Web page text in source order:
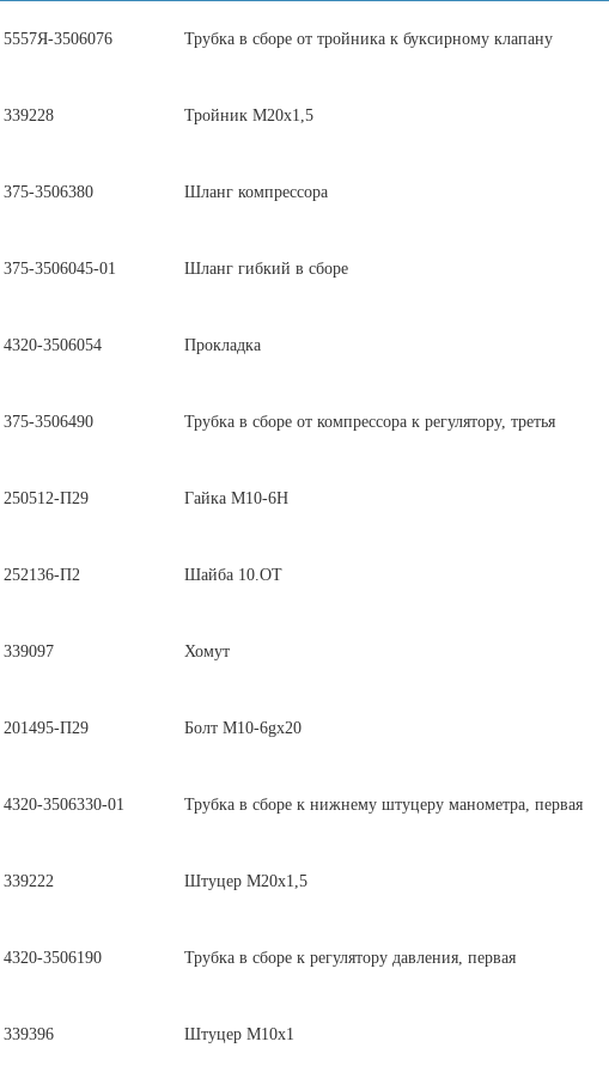
5557Я-3506076 Трубка в сборе от тройника к буксирному клапану
339228 Тройник М20х1,5
375-3506380 Шланг компрессора
375-3506045-01 Шланг гибкий в сборе
4320-3506054 Прокладка
375-3506490 Трубка в сборе от компрессора к регулятору, третья
250512-П29 Гайка М10-6H
252136-П2 Шайба 10.ОТ
339097 Хомут
201495-П29 Болт М10-6gх20
4320-3506330-01 Трубка в сборе к нижнему штуцеру манометра, первая
339222 Штуцер М20х1,5
4320-3506190 Трубка в сборе к регулятору давления, первая
339396 Штуцер М10х1